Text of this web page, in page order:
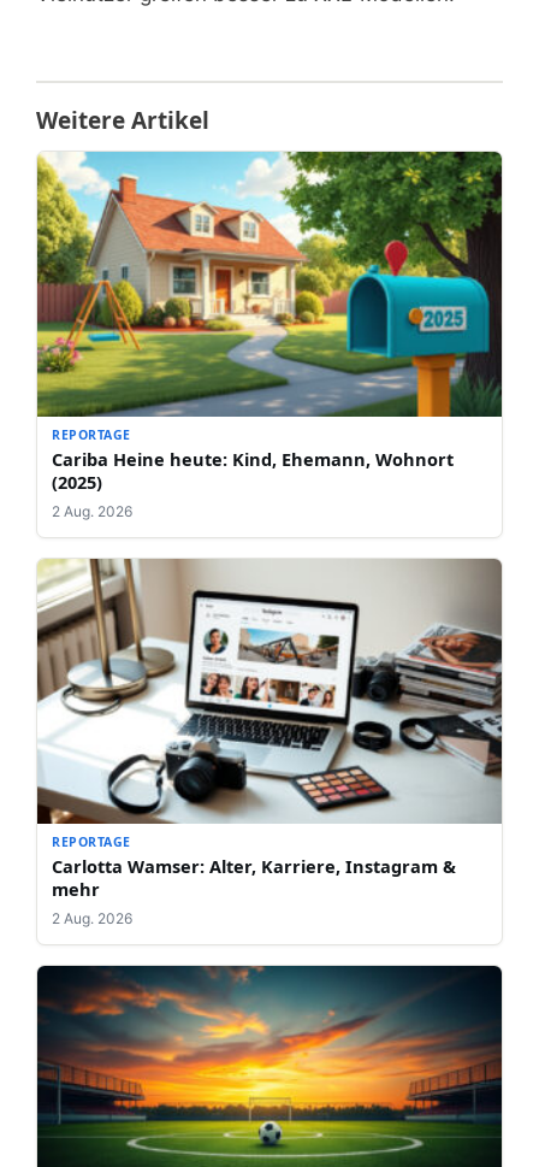
Weitere Artikel
REPORTAGE
Cariba Heine heute: Kind, Ehemann, Wohnort
(2025)
2 Aug. 2026
REPORTAGE
Carlotta Wamser: Alter, Karriere, Instagram &
mehr
2 Aug. 2026